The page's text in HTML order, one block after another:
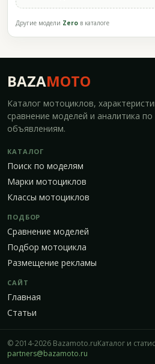
Другие модели Zero в каталоге
BAZAMOTO
Каталог мотоциклов,
сравнение моделей и аналитика по
объявлениям.
КАТАЛОГ
Поиск по моделям
Марки мотоциклов
Классы мотоциклов
ПОДБОР
Сравнение моделей
Подбор мотоцикла
Размещение рекламы
САЙТ
Главная
Статьи
© 2014-2026 Bazamoto.ruКаталог и
partners@bazamoto.ru